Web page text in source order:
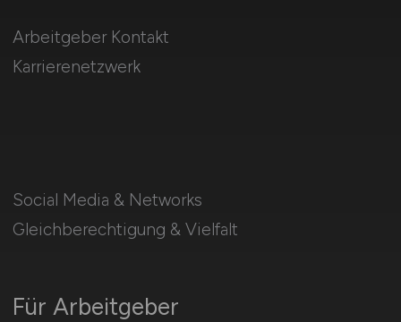
Social Media & Networks
Gleichberechtigung & Vielfalt
Für Arbeitgeber
Arbeitgeber Kontakt
Karrierenetzwerk